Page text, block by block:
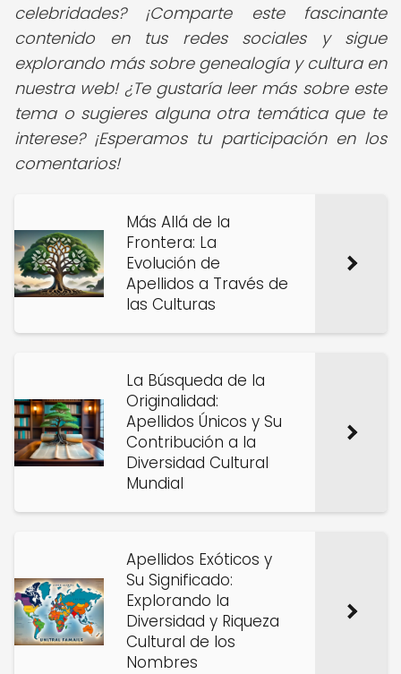
celebridades? ¡Comparte este fascinante
contenido en tus redes sociales y sigue
explorando más sobre genealogía y cultura en
nuestra web! ¿Te gustaría leer más sobre este
tema o sugieres alguna otra temática que te
interese? ¡Esperamos tu participación en los
comentarios!
Más Allá de la
Frontera: La
Evolución de
Apellidos a Través de
las Culturas
La Búsqueda de la
Originalidad:
Apellidos Únicos y Su
Contribución a la
Diversidad Cultural
Mundial
Apellidos Exóticos y
Su Significado:
Explorando la
Diversidad y Riqueza
Cultural de los
Nombres